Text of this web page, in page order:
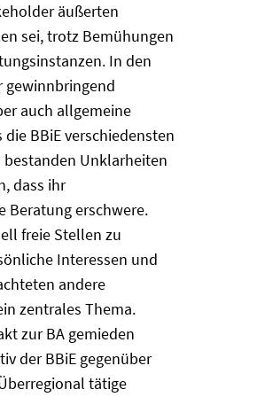
äußerten
sei, trotz Bemühungen
In den
gewinnbringend
auch allgemeine
BBiE verschiedensten
Unklarheiten
dass ihr
Beratung erschwere.
freie Stellen zu
Interessen und
andere
zentrales Thema.
zur BA gemieden
der BBiE gegenüber
tätige